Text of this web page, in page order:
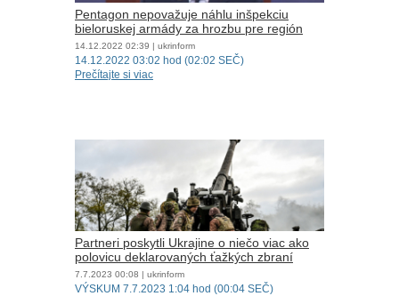
Pentagon nepovažuje náhlu inšpekciu
bieloruskej armády za hrozbu pre región
14.12.2022 02:39 | ukrinform
14.12.2022 03:02 hod (02:02 SEČ)
Prečítajte si viac
Partneri poskytli Ukrajine o niečo viac ako
polovicu deklarovaných ťažkých zbraní
7.7.2023 00:08 | ukrinform
VÝSKUM 7.7.2023 1:04 hod (00:04 SEČ)